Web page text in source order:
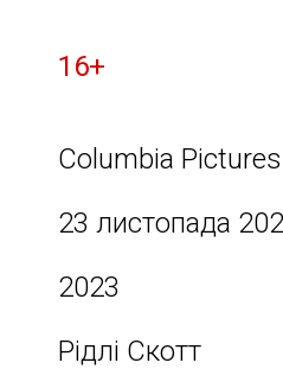
16+
Columbia Pictures
23 листопада
2023
Рідлі Скотт